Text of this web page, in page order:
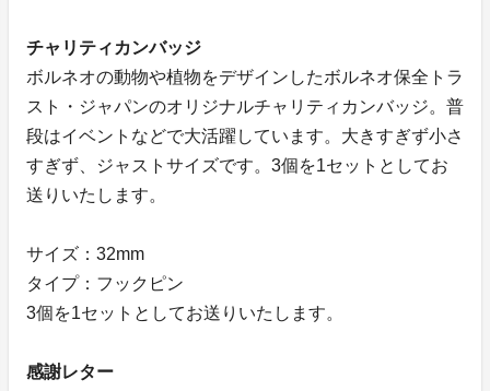
チャリティカンバッジ
ボルネオの動物や植物をデザインしたボルネオ保全トラ
スト・ジャパンのオリジナルチャリティカンバッジ。普
段はイベントなどで大活躍しています。大きすぎず小さ
すぎず、ジャストサイズです。3個を1セットとしてお
送りいたします。
サイズ：32mm
タイプ：フックピン
3個を1セットとしてお送りいたします。
感謝レター